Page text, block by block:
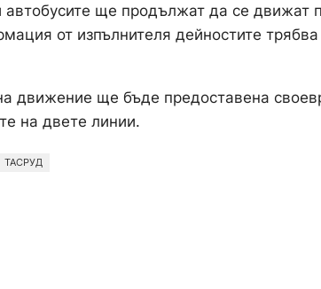
ще продължат да се движат
от изпълнителя дейностите
движение ще бъде предоставена
на двете линии.
ТАСРУД